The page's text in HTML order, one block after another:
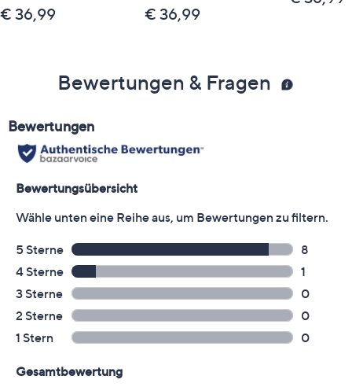
€ 36,99 € 36,99
Bewertungen & Fragen